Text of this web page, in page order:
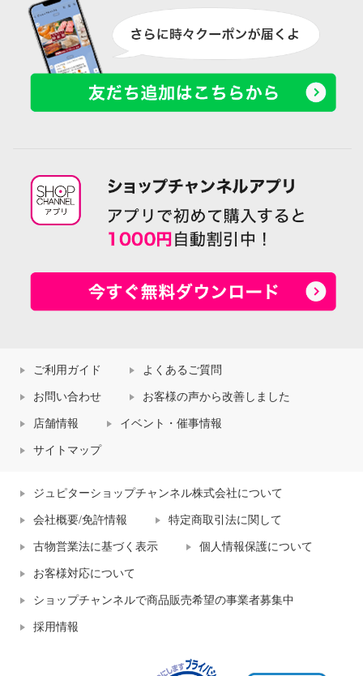
ご利用ガイド よくあるご質問
お問い合わせ お客様の声から改善しました
店舗情報 イベント・催事情報
サイトマップ
ジュピターショップチャンネル株式会社について
会社概要/免許情報 特定商取引法に関して
古物営業法に基づく表示 個人情報保護について
お客様対応について
ショップチャンネルで商品販売希望の事業者募集中
採用情報